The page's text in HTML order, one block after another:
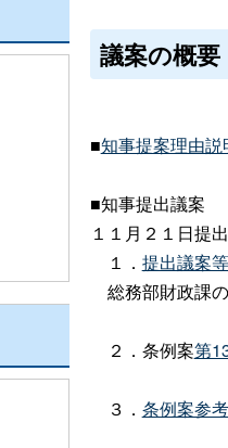
議案の概要
■知事提案理由説
■知事提出議案
１１月２１日提
１． 提出議案
総務部財政課
２．条例案第
３． 条例案参